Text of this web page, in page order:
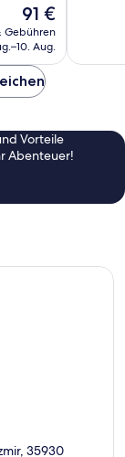
Der
Preis
beträgt
91 €
Gebühren
Aug.
Vorteile
Abenteuer!
35930